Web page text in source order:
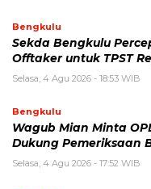
Bengkulu
Sekda Bengkulu
Offtaker untuk TPST
Selasa, 4 Agu 2026 - 18:53 WIB
Bengkulu
Wagub Mian Minta
Dukung Pemeriksaan
Selasa, 4 Agu 2026 - 17:52 WIB